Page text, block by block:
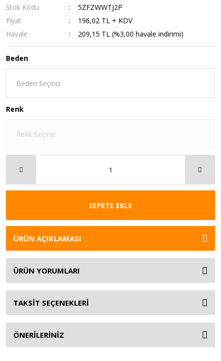
Stok Kodu
5ZFZWWTJ2P
Fiyat
196,02 TL + KDV
Havale
209,15 TL (%3,00 havale indirimi)
Beden
Renk
SEPETE EKLE
ÜRÜN AÇIKLAMASI
ÜRÜN YORUMLARI
TAKSİT SEÇENEKLERİ
ÖNERİLERİNİZ